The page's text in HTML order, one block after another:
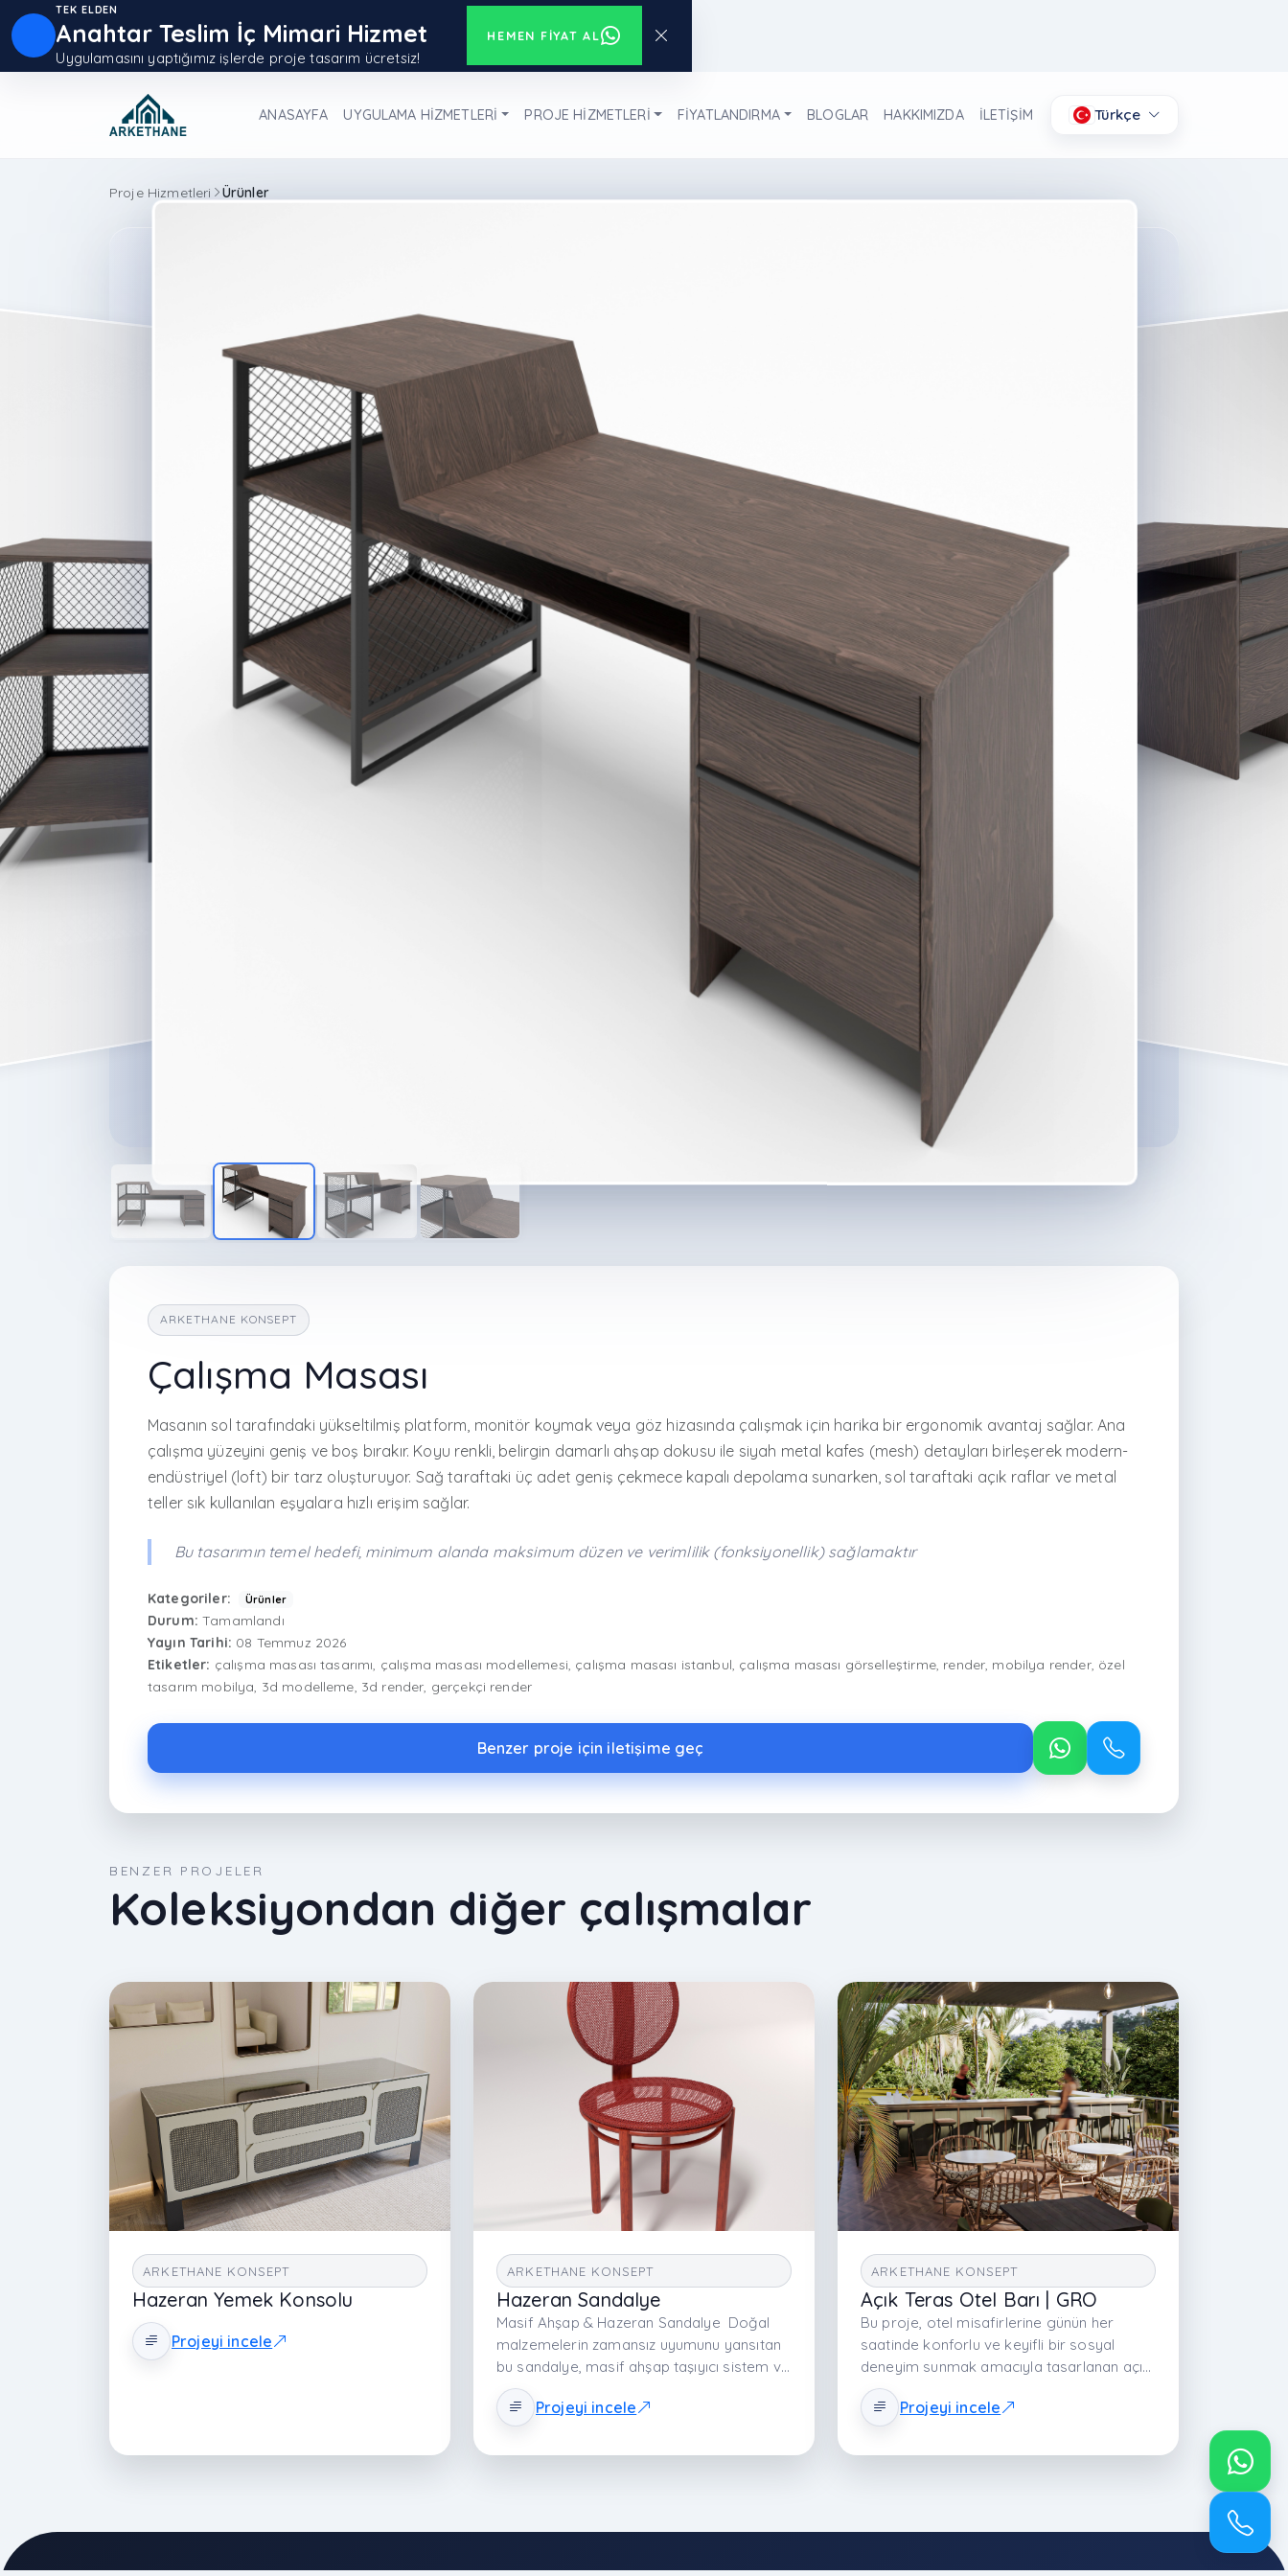
TEK ELDEN
Anahtar Teslim İç Mimari Hizmet
Uygulamasını yaptığımız işlerde proje tasarım ücretsiz!
HEMEN FIYAT AL
ANASAYFA UYGULAMA HİZMETLERİ PROJE HİZMETLERİ FİYATLANDIRMA BLOGLAR HAKKIMIZDA İLETİŞİM Türkçe
Proje Hizmetleri Ürünler
ARKETHANE KONSEPT
Çalışma Masası
Masanın sol tarafındaki yükseltilmiş platform, monitör koymak veya göz hizasında çalışmak için harika bir ergonomik avantaj sağlar. Ana
çalışma yüzeyini geniş ve boş bırakır. Koyu renkli, belirgin damarlı ahşap dokusu ile siyah metal kafes (mesh) detayları birleşerek modern-
endüstriyel (loft) bir tarz oluşturuyor. Sağ taraftaki üç adet geniş çekmece kapalı depolama sunarken, sol taraftaki açık raflar ve metal
teller sık kullanılan eşyalara hızlı erişim sağlar.
Bu tasarımın temel hedefi, minimum alanda maksimum düzen ve verimlilik (fonksiyonellik) sağlamaktır
Kategoriler: Ürünler
Durum: Tamamlandı
Yayın Tarihi: 08 Temmuz 2026
Etiketler: çalışma masası tasarımı, çalışma masası modellemesi, çalışma masası istanbul, çalışma masası görselleştirme, render, mobilya render, özel
tasarım mobilya, 3d modelleme, 3d render, gerçekçi render
Benzer proje için iletişime geç
BENZER PROJELER
Koleksiyondan diğer çalışmalar
ARKETHANE KONSEPT
Hazeran Yemek Konsolu
Projeyi incele
ARKETHANE KONSEPT
Hazeran Sandalye
Masif Ahşap & Hazeran Sandalye Doğal
malzemelerin zamansız uyumunu yansıtan
bu sandalye, masif ahşap taşıyıcı sistem ve
hazeran yüzeylerle tasarlanmıştır.
Yuvarlatılmış oturum ve sırt formu,
Üretim sürecinde ahşap elemanlar buharlı
Projeyi incele
ARKETHANE KONSEPT
Açık Teras Otel Barı | GRO
Bu proje, otel misafirlerine günün her
saatinde konforlu ve keyifli bir sosyal
deneyim sunmak amacıyla tasarlanan açık
hava otel barıdır. Modern mimari yaklaşım,
tropikal peyzaj ve doğal malzemeler bir
bir atmosfer oluşturulmuştur. Mekânın
Projeyi incele